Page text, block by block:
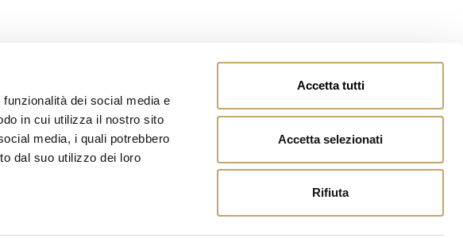
dei social media e
in cui utilizza il nostro sito
media, i quali potrebbero
dal suo utilizzo dei loro
Accetta tutti
Accetta selezionati
Rifiuta